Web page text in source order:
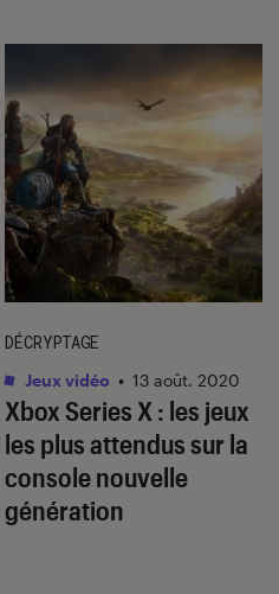
Xbox Series X : les jeux
les plus attendus sur la
console nouvelle
génération
DÉCRYPTAGE
Jeux vidéo • 13 août. 2020